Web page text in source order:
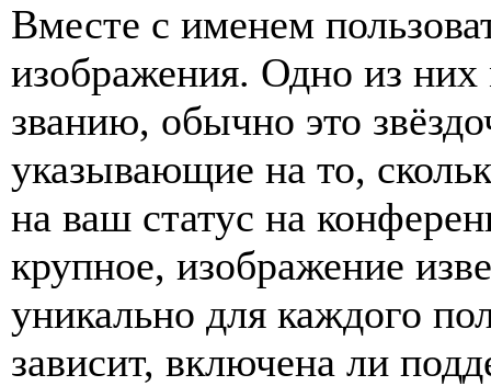
Вместе с именем
изображения. Одно из
званию, обычно это
указывающие на то,
на ваш статус на
крупное, изображение
уникально для каждого
зависит, включена ли